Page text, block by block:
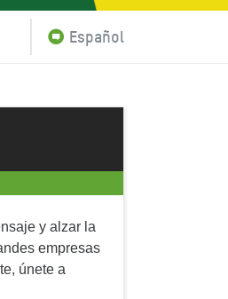
Español
y alzar la
empresas
únete a